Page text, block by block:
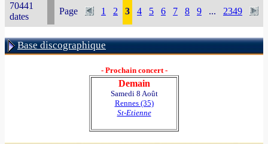
70441
dates
Page 1 2 3 4 5 6 7 8 9 ... 2349
Base discographique
- Prochain concert -
Demain
Samedi 8 Août
Rennes (35)
St-Etienne